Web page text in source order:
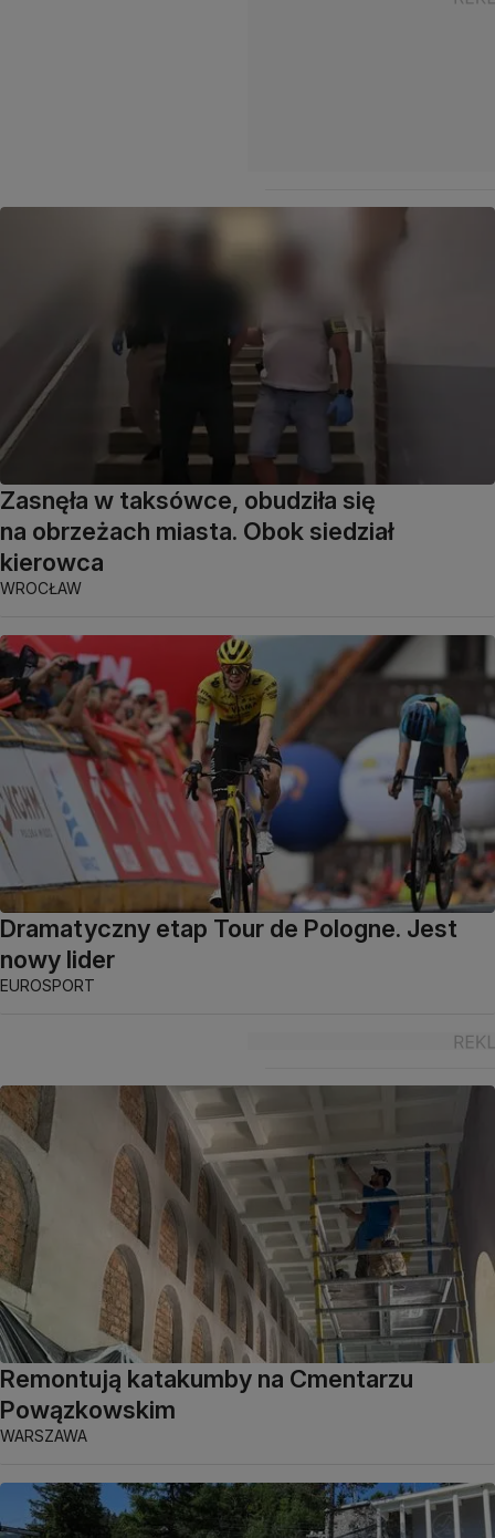
Zasnęła w taksówce, obudziła się
na obrzeżach miasta. Obok siedział
kierowca
WROCŁAW
Dramatyczny etap Tour de Pologne. Jest
nowy lider
EUROSPORT
Remontują katakumby na Cmentarzu
Powązkowskim
WARSZAWA